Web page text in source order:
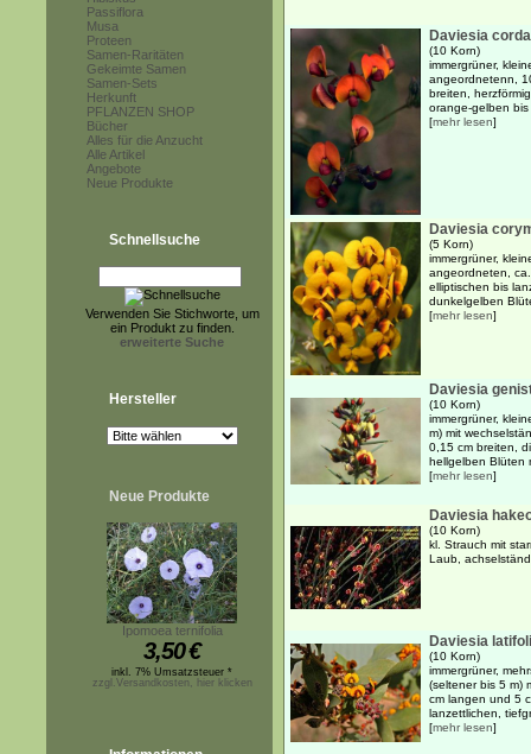
Passiflora
Musa
Proteen
Samen-Raritäten
Gekeimte Samen
Samen-Sets
Herkunft
PFLANZEN SHOP
Bücher
Alles für die Anzucht
Alle Artikel
Angebote
Neue Produkte
Schnellsuche
Verwenden Sie Stichworte, um
ein Produkt zu finden.
erweiterte Suche
Hersteller
Neue Produkte
Ipomoea ternifolia
3,50€
inkl. 7% Umsatzsteuer *
zzgl.Versandkosten, hier klicken
Daviesia
(10 Korn)
immergrüner,
angeordnetenn,
breiten,
orange-gelben bis
[mehr lesen]
Daviesia
(5 Korn)
immergrüner,
angeordneten,
elliptischen bis
dunkelgelben
[mehr lesen]
Daviesia
(10 Korn)
immergrüner,
m) mit
0,15 cm breiten,
hellgelben Blüten
[mehr lesen]
Daviesia
(10 Korn)
kl. Strauch mit
Laub,
Daviesia
(10 Korn)
immergrüner,
(seltener bis 5 m)
cm langen und 5
lanzettlichen,
[mehr lesen]